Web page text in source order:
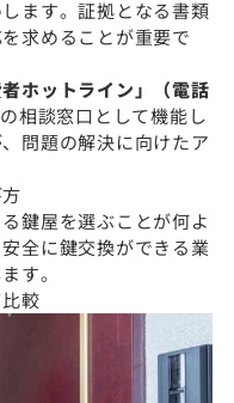
ます。証拠となる書類
求めることが重要で
ホットライン」（電話
相談窓口として機能し
問題の解決に向けたア
鍵屋を選ぶことが何よ
全に鍵交換ができる業
す。
較